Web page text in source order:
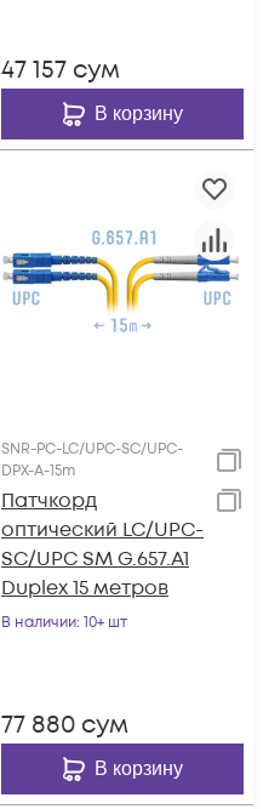
47 157 сум
В корзину
SNR-PC-LC/UPC-SC/UPC-
DPX-A-15m
Патчкорд
оптический LC/UPC-
SC/UPC SM G.657.A1
Duplex 15 метров
В наличии: 10+ шт
77 880 сум
В корзину